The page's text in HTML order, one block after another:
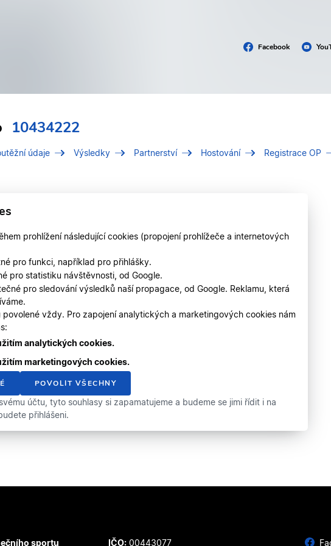
Facebook
10434222
údaje Výsledky Partnerství Hostování Registrace OP
DANCE STUDIO OSTRAVA
sportu IČO:00443077
prohlížení následující cookies (propojení prohlížeče a internetových
pro funkci, například pro přihlášky.
pro statistiku návštěvnosti, od Google.
pro sledování výsledků naší propagace, od Google. Reklamu, která
povolené vždy. Pro zapojení analytických a marketingových cookies nám
analytických cookies.
marketingových cookies.
POVOLIT VŠECHNY
účtu, tyto souhlasy si zapamatujeme a budeme se jimi řídit i na
přihlášeni.